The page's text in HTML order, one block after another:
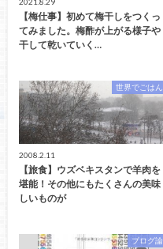
【梅仕事】初めて梅干しをつくっ
てみました。梅酢が上がる様子や
干して乾いていく…
世界でごはん
2008.2.11
【旅食】ウズベキスタンで羊肉を
堪能！その他にもたくさんの美味
しいものが
ブログ論